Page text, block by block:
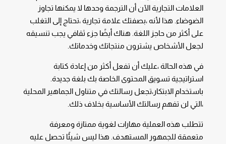
العلامات التجارية الآن أن الترجمة وحدها لا يمكنها تجاوز
الضوضاء. هذا لأنه ،بصفتك علامة تجارية ،تحتاج إلى التغلب
على أكثر من حاجز اللغة. هناك أيضًا جزء ثقافي يجب تنسيقه
لجعل الأشخاص يشترون منتجاتك وخدماتك.
في هذه الحالة ،عليك أن تفعل أكثر من إعادة كتابة
استراتيجية تسويق المحتوى الخاصة بك بلغة جديدة.
باستخدام الابتكار،تجعل رسالتك في متناول الجماهير المحلية
،التي لن تفهم رسالتك الأساسية بخلاف ذلك.
تتطلب هذه العملية مهارات لغوية ممتازة ومعرفة
متعمقة للجمهور المستهدف. هذا ليس شيئًا تحصل عليه